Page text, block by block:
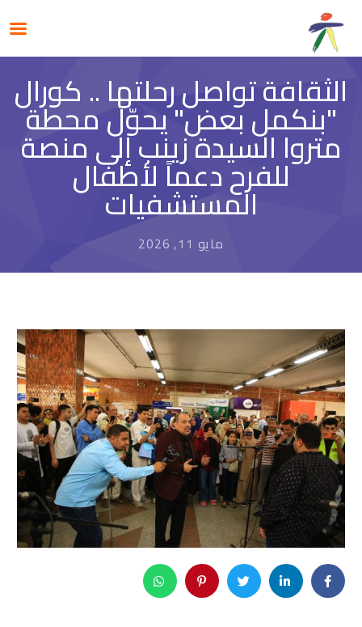
الثقافة تواصل رحلتها .. كورال
"بنكمل بعض" يحوّل محطة
متروا السيدة زينب إلى منصة
للفرح دعماً لأطفال
المستشفيات
مايو 11, 2026